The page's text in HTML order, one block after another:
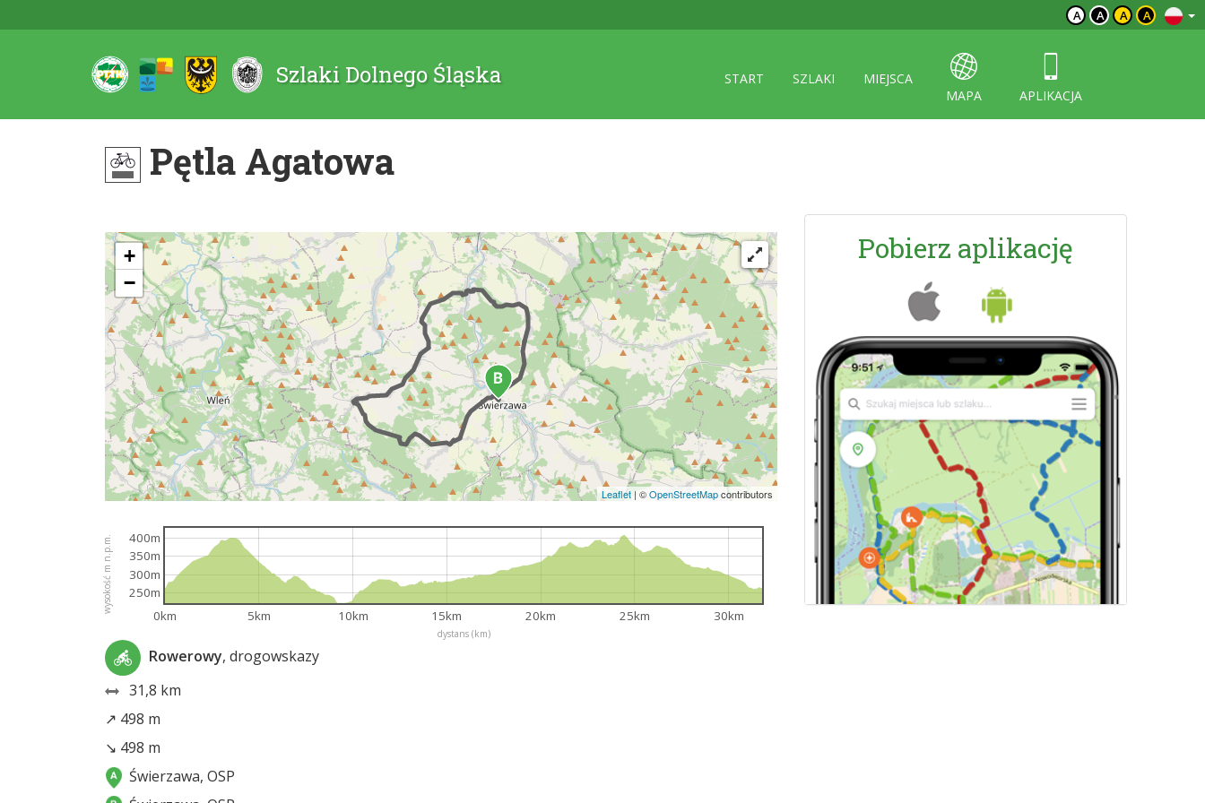
A A A A
Szlaki Dolnego Śląska START SZLAKI
MIEJSCA
MAPA
APLIKACJA
Pętla Agatowa
+
−
Leaflet | ©OpenStreetMapcontributors
dystans (km)
wysokość m n.p.m.
0km 5km 10km 15km 20km 25km 30km
250m
300m
350m
400m
Rowerowy, drogowskazy
31,8 km
↗ 498 m
↘ 498 m
Świerzawa, OSP
Pobierz aplikację